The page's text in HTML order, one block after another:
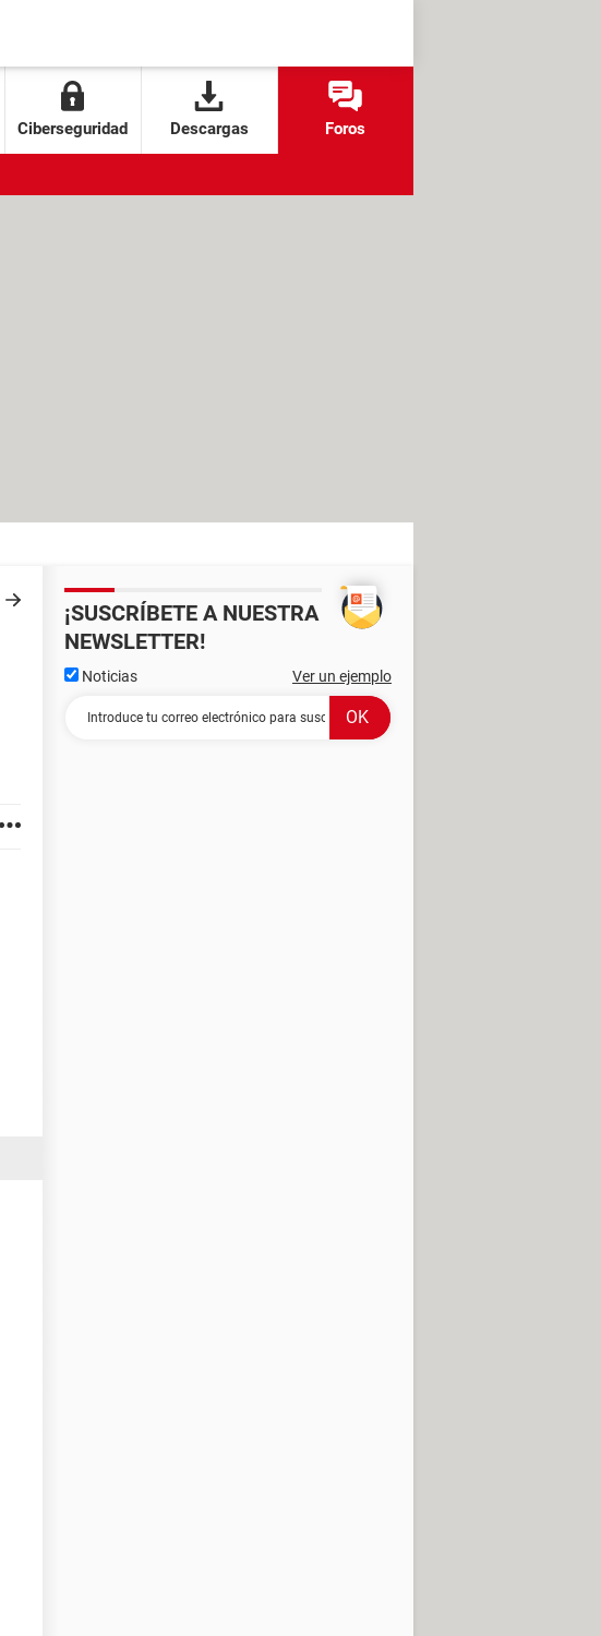
Ciberseguridad Descargas Foros
¡SUSCRÍBETE A NUESTRA
NEWSLETTER!
Noticias Ver un ejemplo